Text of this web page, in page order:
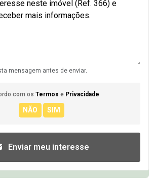
mensagem antes de enviar.
com os Termos e Privacidade
Enviar meu interesse